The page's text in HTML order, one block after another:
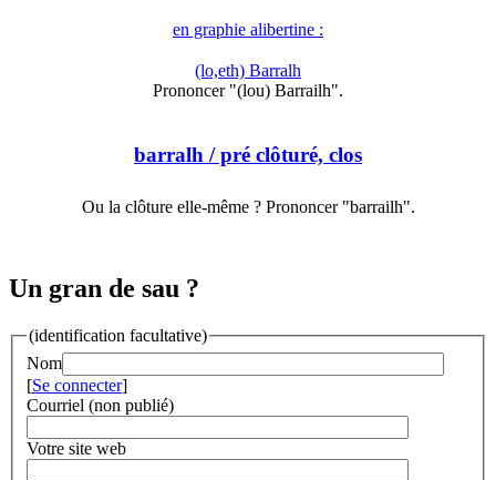
en graphie alibertine :
(lo,eth) Barralh
Prononcer "(lou) Barrailh".
barralh / pré clôturé, clos
Ou la clôture elle-même ? Prononcer "barrailh".
Un gran de sau ?
(identification facultative)
Nom
[Se connecter]
Courriel (non publié)
Votre site web